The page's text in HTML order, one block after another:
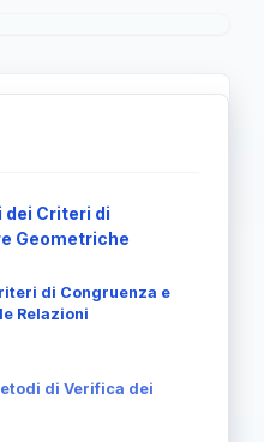
dei Criteri di
Geometriche
di Congruenza e
Relazioni
di Verifica dei